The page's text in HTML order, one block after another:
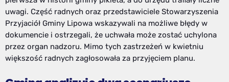
uwagi. Część radnych oraz przedstawiciele Stowarzyszenia
Przyjaciół Gminy Lipowa wskazywali na możliwe błędy w
dokumencie i ostrzegali, że uchwała może zostać uchylona
przez organ nadzoru. Mimo tych zastrzeżeń w kwietniu
większość radnych zagłosowała za przyjęciem planu.